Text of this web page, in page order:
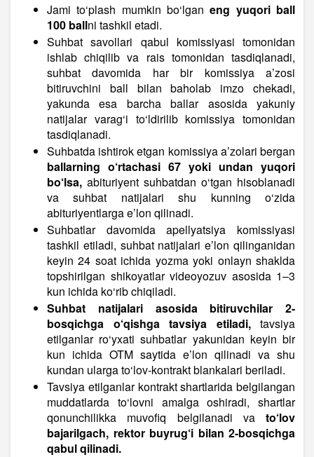
Jami to‘plash mumkin bo‘lganeng yuqori ball
100 ballni tashkil etadi.
Suhbat savollari qabul komissiyasi tomonidan
ishlab chiqilib va rais tomonidan tasdiqlanadi,
suhbat davomida har bir komissiya a’zosi
bitiruvchini ball bilan baholab imzo chekadi,
yakunda esa barcha ballar asosida yakuniy
natijalar varag‘i to‘ldirilib komissiya tomonidan
tasdiqlanadi.
Suhbatda ishtirok etgan komissiya a’zolari bergan
ballarning o‘rtachasi 67 yoki undan yuqori
bo‘lsa, abituriyent suhbatdan o‘tgan hisoblanadi
va suhbat natijalari shu kunning o‘zida
abituriyentlarga e’lon qilinadi.
Suhbatlar davomida apellyatsiya komissiyasi
tashkil etiladi, suhbat natijalari e’lon qilinganidan
keyin 24 soat ichida yozma yoki onlayn shaklda
topshirilgan shikoyatlar videoyozuv asosida 1–3
kun ichida ko‘rib chiqiladi.
Suhbat natijalari asosida bitiruvchilar 2-
bosqichga o‘qishga tavsiya etiladi,tavsiya
etilganlar ro‘yxati suhbatlar yakunidan keyin bir
kun ichida OTM saytida e’lon qilinadi va shu
kundan ularga to‘lov-kontrakt blankalari beriladi.
Tavsiya etilganlar kontrakt shartlarida belgilangan
muddatlarda to‘lovni amalga oshiradi, shartlar
qonunchilikka muvofiq belgilanadi va to‘lov
bajarilgach, rektor buyrug‘i bilan 2-bosqichga
qabul qilinadi.